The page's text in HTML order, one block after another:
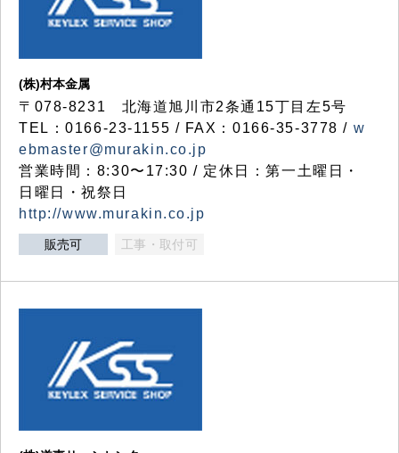
(株)村本金属
〒078-8231 北海道旭川市2条通15丁目左5号
TEL：0166-23-1155 / FAX：0166-35-3778 / w
ebmaster@murakin.co.jp
営業時間：8:30〜17:30 / 定休日：第一土曜日・
日曜日・祝祭日
http://www.murakin.co.jp
販売可 工事・取付可